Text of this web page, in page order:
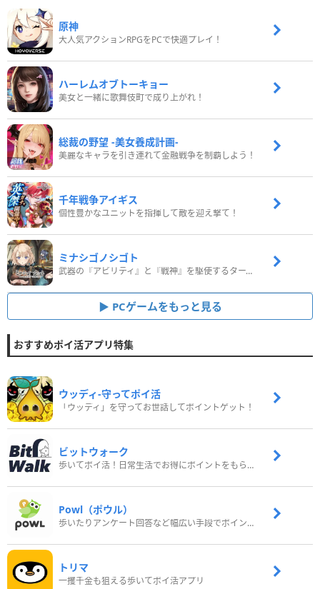
原神
大人気アクションRPGをPCで快適プレイ！
ハーレムオブトーキョー
美女と一緒に歌舞伎町で成り上がれ！
総裁の野望 -美女養成計画-
美麗なキャラを引き連れて金融戦争を制覇しよう！
千年戦争アイギス
個性豊かなユニットを指揮して敵を迎え撃て！
ミナシゴノシゴト
武器の『アビリティ』と『戦神』を駆使するターン制コマンドバトルRPG！
PCゲームをもっと見る
おすすめポイ活アプリ特集
ウッディ‐守ってポイ活
「ウッディ」を守ってお世話してポイントゲット！
ビットウォーク
歩いてポイ活！日常生活でお得にポイントをもらおう
Powl（ポウル）
歩いたりアンケート回答など幅広い手段でポイントをゲット
トリマ
一攫千金も狙える歩いてポイ活アプリ